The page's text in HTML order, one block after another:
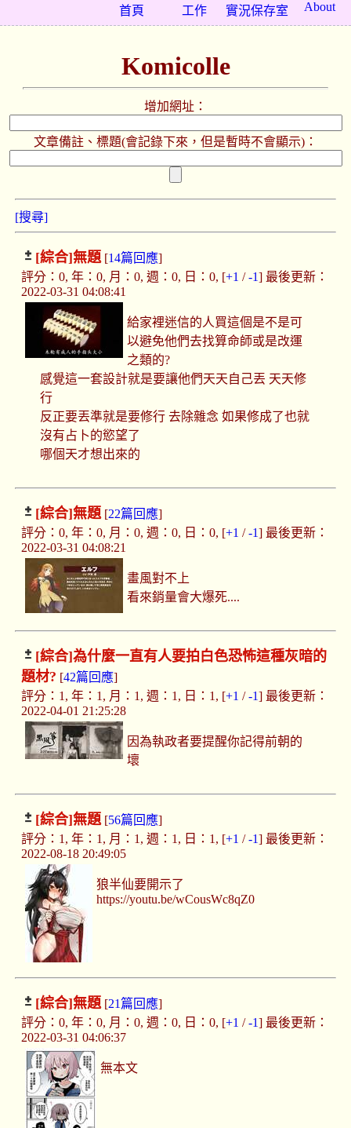
About
實況保存室
工作
首頁
Komicolle
增加網址：
文章備註、標題(會記錄下來，但是暫時不會顯示)：
[搜尋]
[綜合]無題[14篇回應]
評分：0, 年：0, 月：0, 週：0, 日：0, [+1 /-1] 最後更新：
2022-03-31 04:08:41
給家裡迷信的人買這個是不是可
以避免他們去找算命師或是改運
之類的?
感覺這一套設計就是要讓他們天天自己丟 天天修
行
反正要丟準就是要修行 去除雜念 如果修成了也就
沒有占卜的慾望了
哪個天才想出來的
[綜合]無題[22篇回應]
評分：0, 年：0, 月：0, 週：0, 日：0, [+1 /-1] 最後更新：
2022-03-31 04:08:21
畫風對不上
看來銷量會大爆死....
[綜合]為什麼一直有人要拍白色恐怖這種灰暗的
題材? [42篇回應]
評分：1, 年：1, 月：1, 週：1, 日：1, [+1 /-1] 最後更新：
2022-04-01 21:25:28
因為執政者要提醒你記得前朝的
壞
[綜合]無題[56篇回應]
評分：1, 年：1, 月：1, 週：1, 日：1, [+1 /-1] 最後更新：
2022-08-18 20:49:05
狼半仙要開示了
https://youtu.be/wCousWc8qZ0
[綜合]無題[21篇回應]
評分：0, 年：0, 月：0, 週：0, 日：0, [+1 /-1] 最後更新：
2022-03-31 04:06:37
無本文